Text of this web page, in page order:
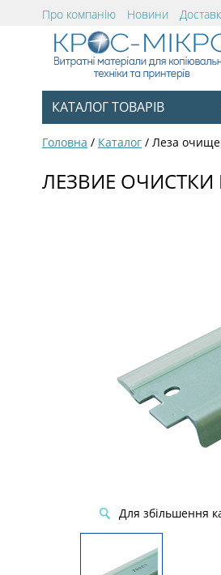
Про компанію Новини
КАТАЛОГ ТОВАРІВ
Головна / Каталог / Леза
ЛЕЗВИЕ ОЧИСТКИ
Для збільшення